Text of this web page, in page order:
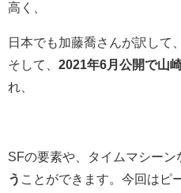
高く、
日本でも加藤喬さんが訳して、
そして、 2021年6月公開で山
れ、
SFの要素や、タイムマシーン
う ことができます。今回はピ